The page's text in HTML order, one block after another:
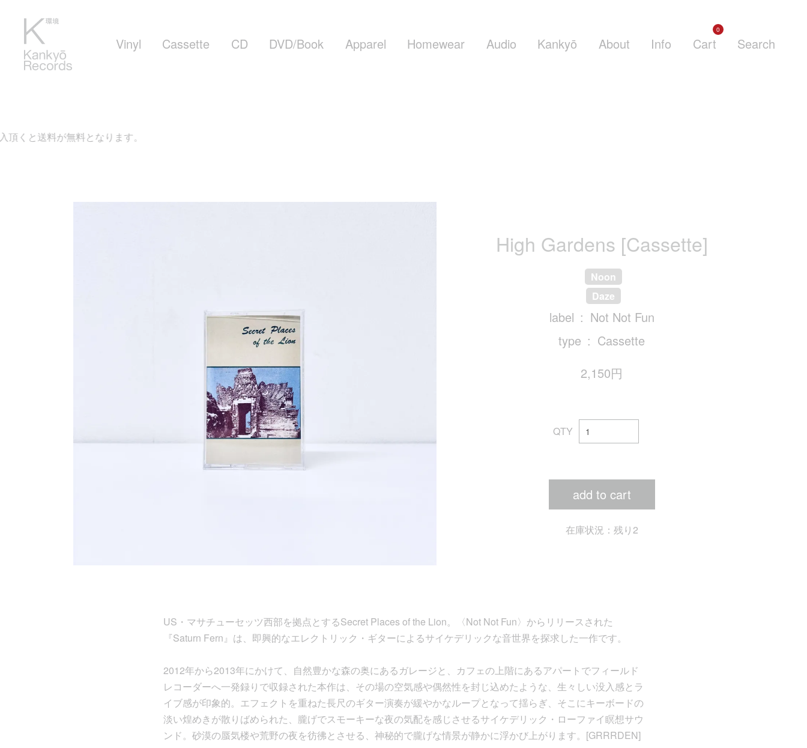
Vinyl Cassette CD DVD/Book Apparel Homewear Audio Kankyō About Info Cart
0
Search
料となります。
High Gardens [Cassette]
Noon
Daze
label
Not Not Fun
type
Cassette
2,150円
QTY
add to cart
在庫状況：残り2
US・マサチューセッツ西部を拠点とするSecret Places of the Lion。〈Not Not Fun〉からリリースされた
『Saturn Fern』は、即興的なエレクトリック・ギターによるサイケデリックな音世界を探求した一作です。
2012年から2013年にかけて、自然豊かな森の奥にあるガレージと、カフェの上階にあるアパートでフィールド
レコーダーへ一発録りで収録された本作は、その場の空気感や偶然性を封じ込めたような、生々しい没入感とラ
イブ感が印象的。エフェクトを重ねた長尺のギター演奏が緩やかなループとなって揺らぎ、そこにキーボードの
淡い煌めきが散りばめられた、朧げでスモーキーな夜の気配を感じさせるサイケデリック・ローファイ瞑想サウ
ンド。砂漠の蜃気楼や荒野の夜を彷彿とさせる、神秘的で朧げな情景が静かに浮かび上がります。[GRRRDEN]